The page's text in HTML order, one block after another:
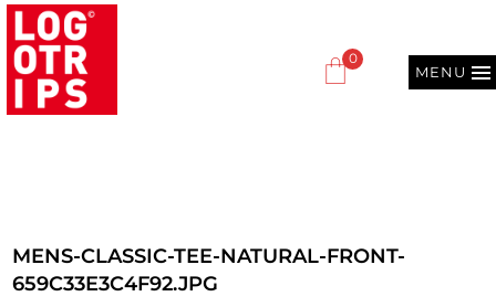
MENU
0
MENS-CLASSIC-TEE-NATURAL-FRONT-
659C33E3C4F92.JPG